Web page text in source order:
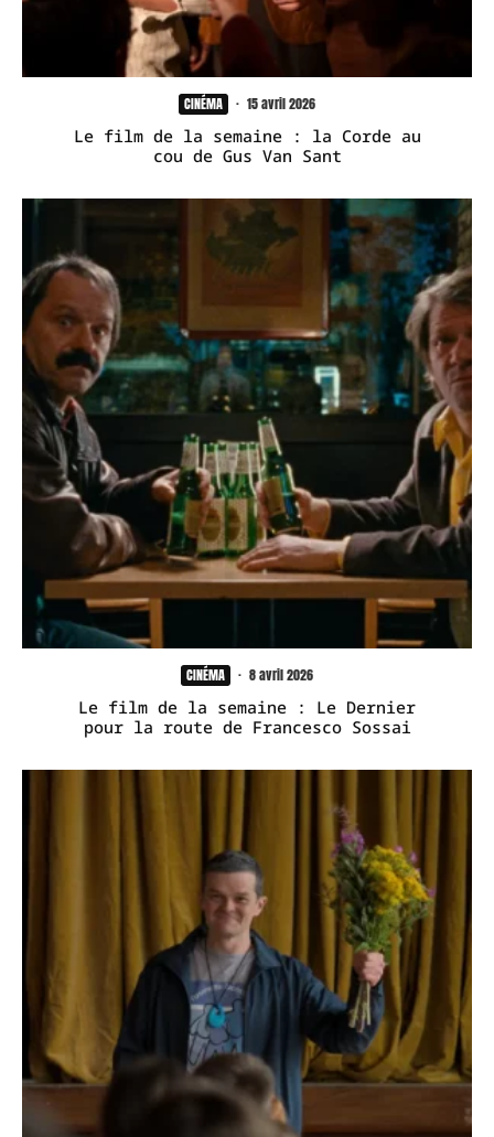
CINÉMA · 15 avril 2026
Le film de la semaine : la Corde au
cou de Gus Van Sant
CINÉMA · 8 avril 2026
Le film de la semaine : Le Dernier
pour la route de Francesco Sossai